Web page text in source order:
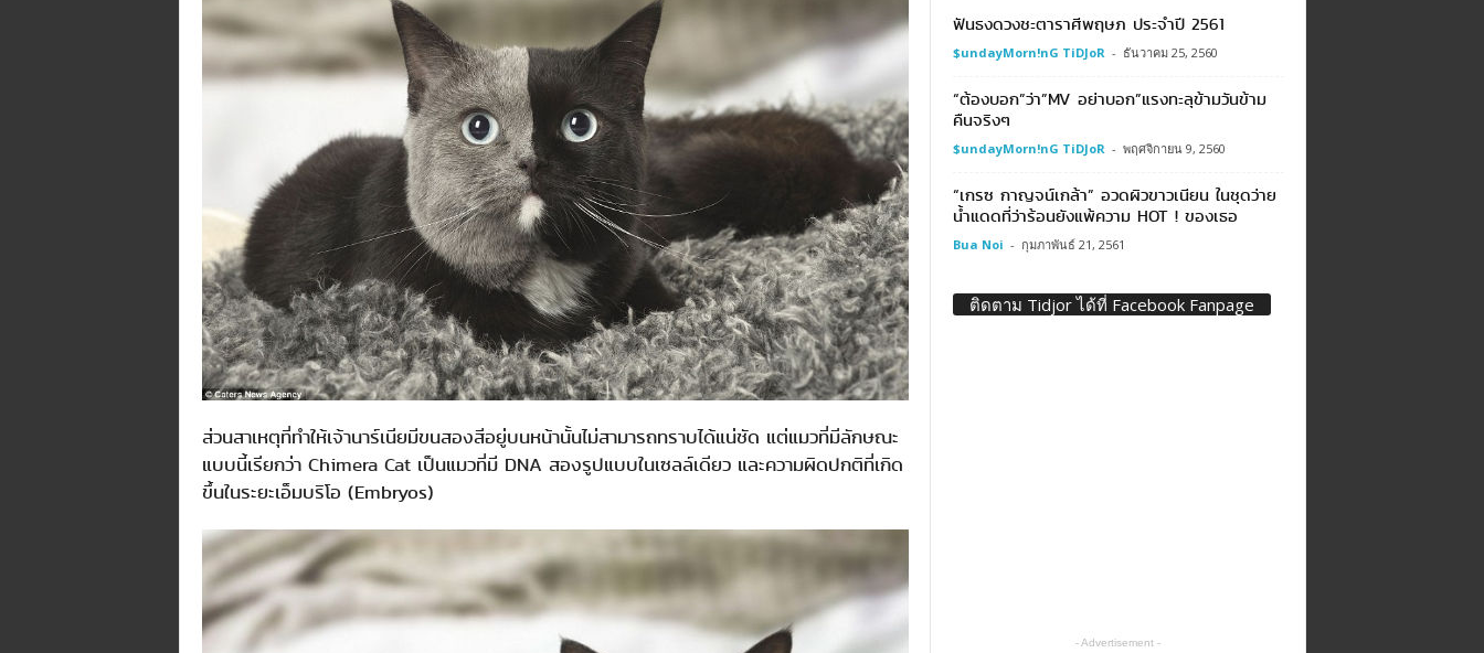
ส่วนสาเหตุที่ทำให้เจ้านาร์เนียมีขนสองสีอยู่บนหน้านั้นไม่สามารถทราบได้แน่ชัด แต่แมวที่มีลักษณะ
แบบนี้เรียกว่า Chimera Cat เป็นแมวที่มี DNA สองรูปแบบในเซลล์เดียว และความผิดปกติที่เกิด
ขึ้นในระยะเอ็มบริโอ (Embryos)
ฟันธงดวงชะตาราศีพฤษภ ประจำปี 2561
$undayMorn!nG TiDJoR - ธันวาคม 25, 2560
“ต้องบอก”ว่า”MV อย่าบอก”แรงทะลุข้ามวันข้าม
คืนจริงๆ
$undayMorn!nG TiDJoR - พฤศจิกายน 9, 2560
“เกรซ กาญจน์เกล้า” อวดผิวขาวเนียน ในชุดว่าย
น้ำแดดที่ว่าร้อนยังแพ้ความ HOT ! ของเธอ
Bua Noi - กุมภาพันธ์ 21, 2561
ติดตาม Tidjor ได้ที่ Facebook Fanpage
- Advertisement -